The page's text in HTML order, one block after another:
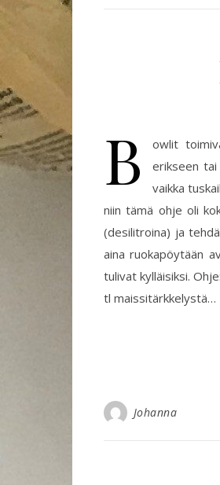
B
owlit
erikseen
vaikka
niin tämä ohje oli
(desilitroina) ja
aina ruokapöytään
tulivat kylläisiksi.
tl maissitärkkelystä…
Johanna